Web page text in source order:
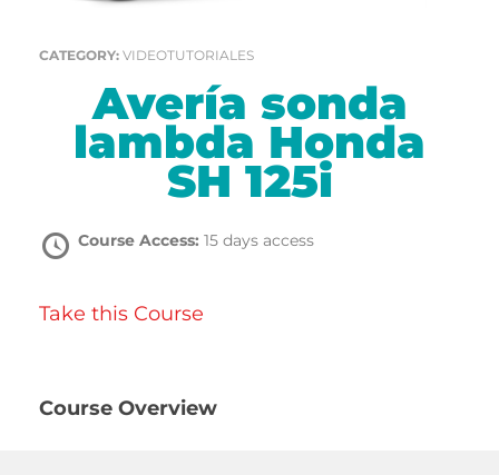
CATEGORY: VIDEOTUTORIALES
Avería sonda
lambda Honda
SH 125i
Course Access: 15 days access
Take this Course
Course Overview